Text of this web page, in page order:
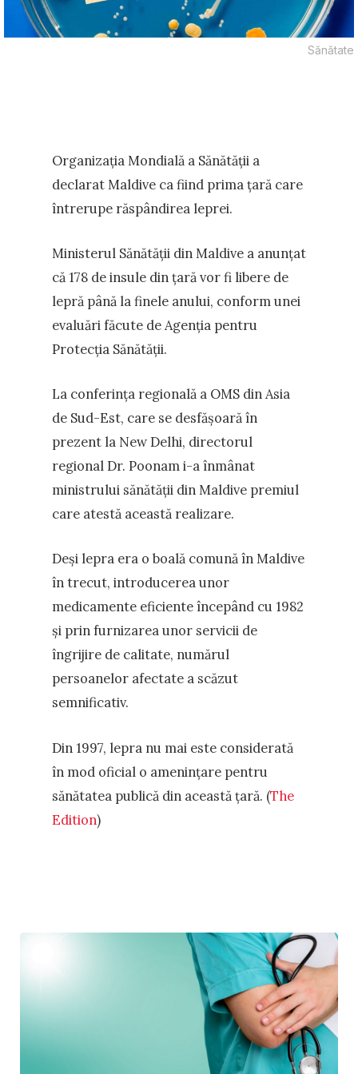
Sănătate
Organizația Mondială a Sănătății a
declarat Maldive ca fiind prima țară care
întrerupe răspândirea leprei.
Ministerul Sănătății din Maldive a anunțat
că 178 de insule din țară vor fi libere de
lepră până la finele anului, conform unei
evaluări făcute de Agenția pentru
Protecția Sănătății.
La conferința regională a OMS din Asia
de Sud-Est, care se desfășoară în
prezent la New Delhi, directorul
regional Dr. Poonam i-a înmânat
ministrului sănătății din Maldive premiul
care atestă această realizare.
Deși lepra era o boală comună în Maldive
în trecut, introducerea unor
medicamente eficiente începând cu 1982
și prin furnizarea unor servicii de
îngrijire de calitate, numărul
persoanelor afectate a scăzut
semnificativ.
Din 1997, lepra nu mai este considerată
în mod oficial o amenințare pentru
sănătatea publică din această țară. (The
Edition)